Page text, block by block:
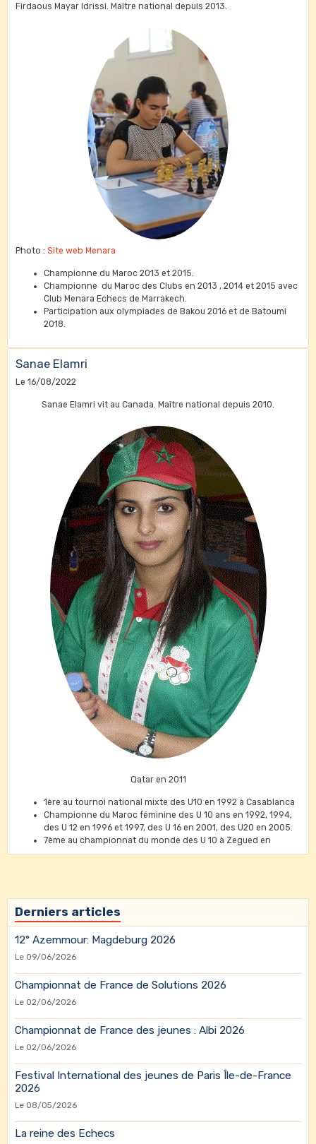
Firdaous Mayar Idrissi. Maître national depuis 2013.
Photo : Site web Menara
Championne du Maroc 2013 et 2015.
Championne du Maroc des Clubs en 2013 , 2014 et 2015 avec
Club Menara Echecs de Marrakech.
Participation aux olympiades de Bakou 2016 et de Batoumi
2018.
Sanae Elamri
Le 16/08/2022
Sanae Elamri vit au Canada. Maître national depuis 2010.
Qatar en 2011
1ère au tournoi national mixte des U10 en 1992 à Casablanca
Championne du Maroc féminine des U 10 ans en 1992, 1994,
des U 12 en 1996 et 1997, des U 16 en 2001, des U20 en 2005.
7ème au championnat du monde des U 10 à Zegued en
Hongrie 1994
1ère de sa catégorie au Championnat International de Rabat
et 2002, 2003 et 2004 (U20 ans)
Triple championne du Maroc par équipes féminines en 2005-
2006 et 2007
Médaille de bronze aux jeux universitaires en Egypte en 2009
Médaille de bronze aux jeux pan arabes à Qatar en 2011
1er prix dans plusieurs tournois nationaux dans sa catégorie
(1992-2007)
Elo Maximum:1803.
Derniers articles
12° Azemmour: Magdeburg 2026
Le 09/06/2026
Championnat de France de Solutions 2026
Le 02/06/2026
Championnat de France des jeunes : Albi 2026
Le 02/06/2026
Festival International des jeunes de Paris Île-de-France
2026
Le 08/05/2026
La reine des Echecs